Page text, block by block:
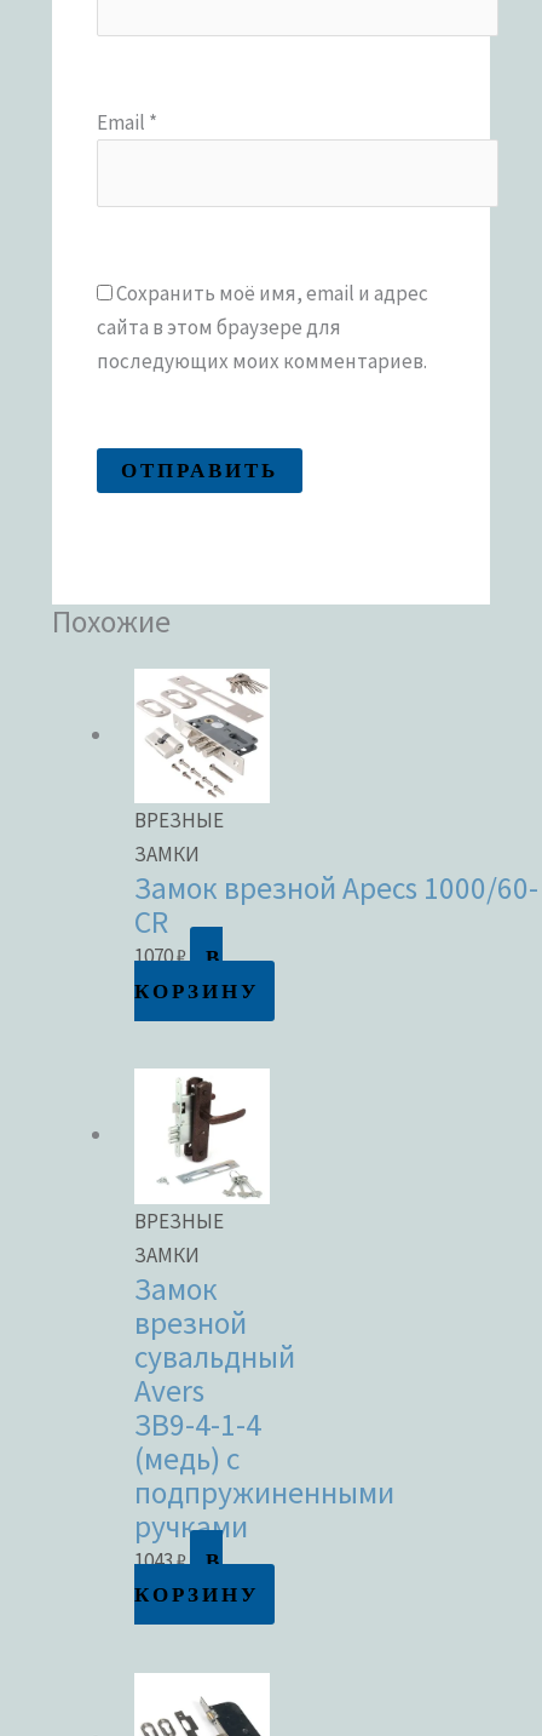
Email *
Сохранить моё имя, email и адрес
сайта в этом браузере для
последующих моих комментариев.
Похожие
ВРЕЗНЫЕ
ЗАМКИ
Замок врезной Apecs 1000/60-
CR
1070₽
В
КОРЗИНУ
ВРЕЗНЫЕ
ЗАМКИ
Замок
врезной
сувальдный
Avers
ЗВ9-4-1-4
(медь) с
подпружиненными
ручками
1043₽
В
КОРЗИНУ